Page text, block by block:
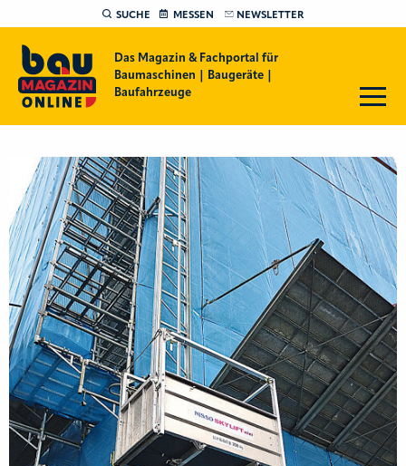
SUCHE MESSEN NEWSLETTER
Das Magazin & Fachportal für
Baumaschinen | Baugeräte |
Baufahrzeuge